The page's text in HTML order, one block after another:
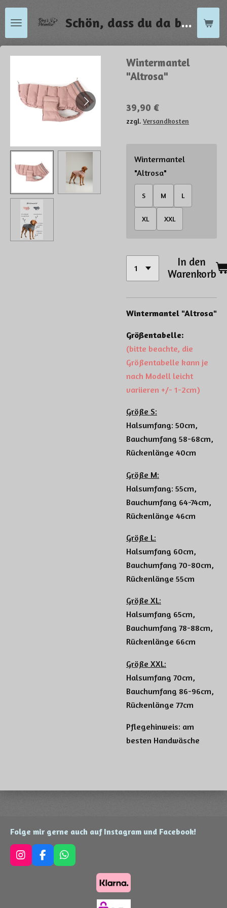
Zum
Hauptinhalt
springen
Schön, dass du da bist !
Wintermantel
"Altrosa"
39,90 €
zzgl. Versandkosten
Wintermantel
"Altrosa"
S M L
XL XXL
In den
Warenkorb
Wintermantel "Altrosa"
Größentabelle:
(bitte beachte, die
Größentabelle kann je
nach Modell leicht
variieren +/- 1-2cm)
Größe S:
Halsumfang: 50cm,
Bauchumfang 58-68cm,
Rückenlänge 40cm
Größe M:
Halsumfang: 55cm,
Bauchumfang 64-74cm,
Rückenlänge 46cm
Größe L:
Halsumfang 60cm,
Bauchumfang 70-80cm,
Rückenlänge 55cm
Größe XL:
Halsumfang 65cm,
Bauchumfang 78-88cm,
Rückenlänge 66cm
Größe XXL:
Halsumfang 70cm,
Bauchumfang 86-96cm,
Rückenlänge 77cm
Pflegehinweis: am
besten Handwäsche
Folge mir gerne auch auf Instagram und Facebook!
I
n
F
a
W
h